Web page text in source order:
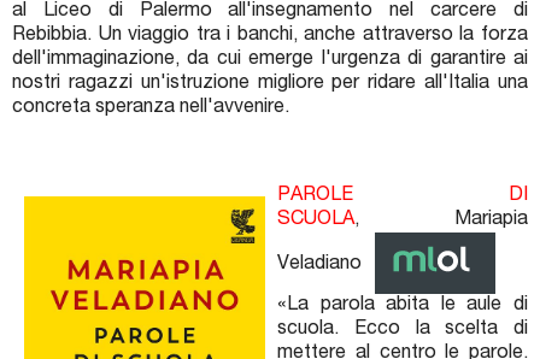
al Liceo di Palermo all'insegnamento nel carcere di
Rebibbia. Un viaggio tra i banchi, anche attraverso la forza
dell'immaginazione, da cui emerge l'urgenza di garantire ai
nostri ragazzi un'istruzione migliore per ridare all'Italia una
concreta speranza nell'avvenire.
PAROLE DI
SCUOLA, Mariapia
Veladiano
«La parola abita le aule di
scuola. Ecco la scelta di
mettere al centro le parole.